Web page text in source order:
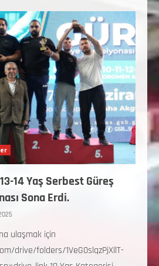
14 Yaş Serbest Güreş
Sona Erdi.
ulaşmak için
drive/folders/1VeG0slqzPjXllT-